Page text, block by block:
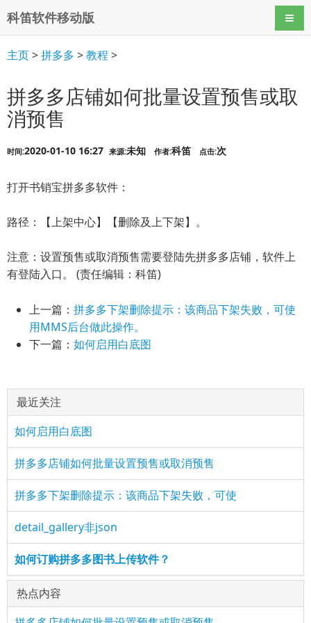
科笛软件移动版 导航
主页>拼多多 >教程 >
拼多多店铺如何批量设置预售或取
消预售
时间:2020-01-10 16:27 来源:未知 作者:科笛 点击:次
打开书销宝拼多多软件：
路径：【上架中心】【删除及上下架】。
注意：设置预售或取消预售需要登陆先拼多多店铺，软件上
有登陆入口。 (责任编辑：科笛)
上一篇： 拼多多下架删除提示：该商品下架失败，可使
用MMS后台做此操作。
下一篇： 如何启用白底图
最近关注
如何启用白底图
拼多多店铺如何批量设置预售或取消预售
拼多多下架删除提示：该商品下架失败，可使
detail_gallery非json
如何订购拼多多图书上传软件？
热点内容